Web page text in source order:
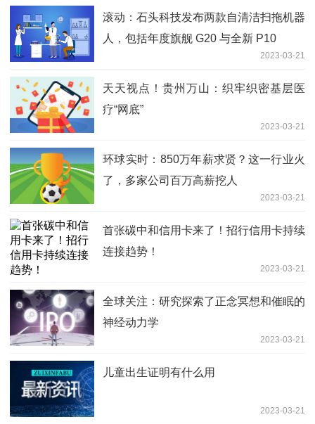
滚动：石头科技发布两款自清洁扫拖机器
人，包括年度旗舰 G20 与全新 P10
2023-03-21
天天视点！贵州万山：织牢织密基层医
疗“网底”
2023-03-21
环球实时：850万年薪求贤？这一行业火
了，多家公司百万高薪挖人
2023-03-21
首张碳中和信用卡来了！招行信用卡持续
连接趋势！
2023-03-21
全球关注：研究探索了正念冥想和催眠的
神经动力学
2023-03-21
儿童出生证明有什么用
2023-03-21